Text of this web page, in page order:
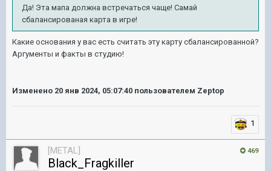
Да! Эта мапа должна встречаться чаще! Самай
сбалансированая карта в игре!
Какие основания у вас есть считать эту карту сбалансированной?
Аргументы и факты в студию!
Изменено 20 янв 2024, 05:07:40 пользователем Zeptop
1
469
[METAL]
Black_Fragkiller